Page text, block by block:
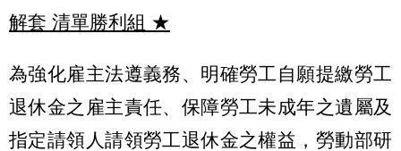
解套 清單勝利組 ★
為強化雇主法遵義務、明確勞工自願提繳勞工
退休金之雇主責任、保障勞工未成年之遺屬及
指定請領人請領勞工退休金之權益，勞動部研